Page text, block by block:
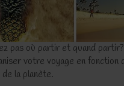
pas où partir et quand
votre voyage en fonction
la planète.